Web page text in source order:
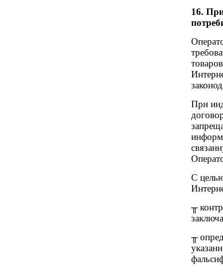
16.
При
С
╥
╥